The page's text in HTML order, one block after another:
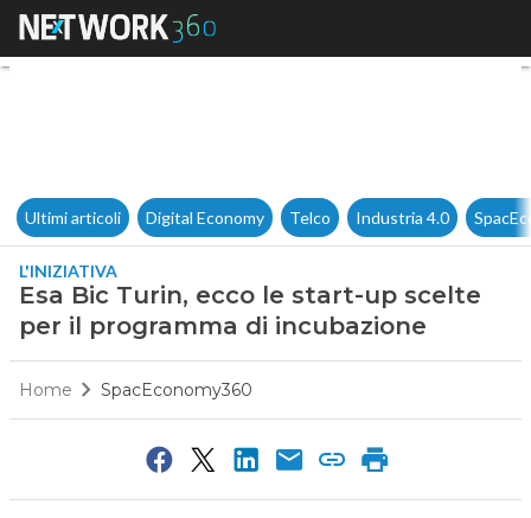
Esa Bic Turin, ecco le start-
Ultimi articoli Digital Economy Telco Industria 4.0
L'INIZIATIVA
Esa Bic Turin, ecco le start-up scelte
per il programma di incubazione
Home SpacEconomy360